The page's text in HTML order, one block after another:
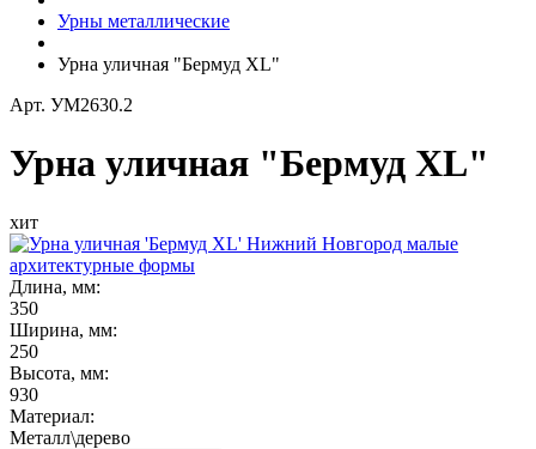
Урны металлические
Урна уличная "Бермуд XL"
Арт. УМ2630.2
Урна уличная "Бермуд XL"
хит
Длина, мм:
350
Ширина, мм:
250
Высота, мм:
930
Материал:
Металл\дерево